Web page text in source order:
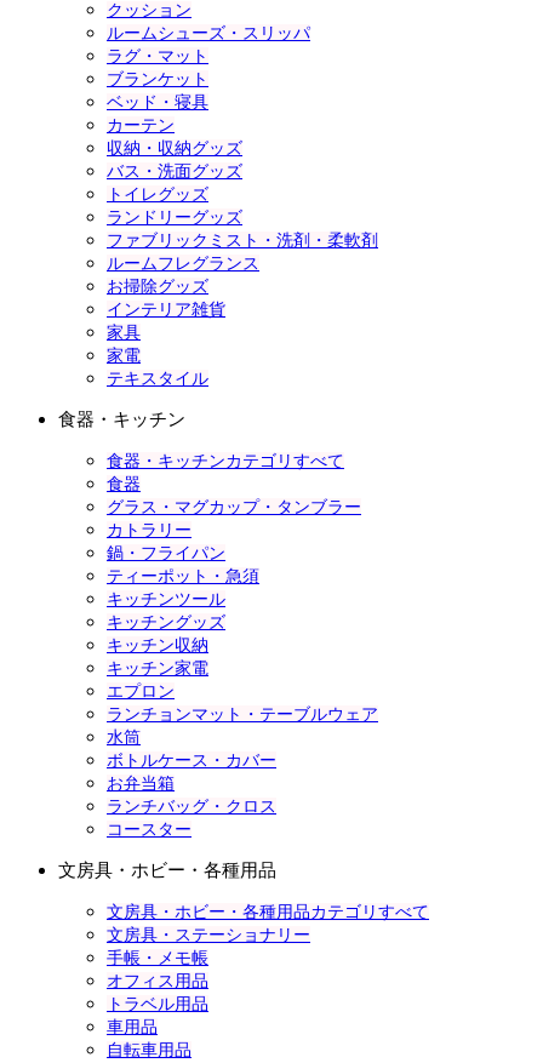
クッション
ルームシューズ・スリッパ
ラグ・マット
ブランケット
ベッド・寝具
カーテン
収納・収納グッズ
バス・洗面グッズ
トイレグッズ
ランドリーグッズ
ファブリックミスト・洗剤・柔軟剤
ルームフレグランス
お掃除グッズ
インテリア雑貨
家具
家電
テキスタイル
食器・キッチン
食器・キッチンカテゴリすべて
食器
グラス・マグカップ・タンブラー
カトラリー
鍋・フライパン
ティーポット・急須
キッチンツール
キッチングッズ
キッチン収納
キッチン家電
エプロン
ランチョンマット・テーブルウェア
水筒
ボトルケース・カバー
お弁当箱
ランチバッグ・クロス
コースター
文房具・ホビー・各種用品
文房具・ホビー・各種用品カテゴリすべて
文房具・ステーショナリー
手帳・メモ帳
オフィス用品
トラベル用品
車用品
自転車用品